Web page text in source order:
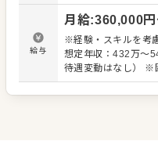
ントでの気持ちの良
けるお店づくりに集
店舗マネジメント（
に慣れてきたら、適
庫管理をお任せしていきます。 【オー
や設備管理などの高
分慣れてから教え
給与
月給:360,000
※経験・スキルを考
想定年収：432万～
待遇変動はなし） ※
含む。超過した場合